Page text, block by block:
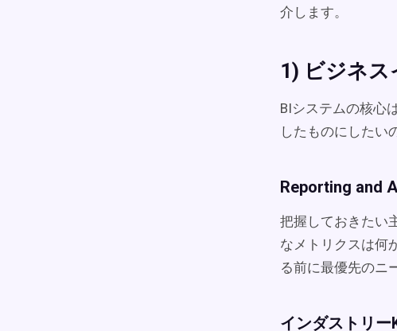
介します。
1) ビジネ
BIシステムの核心
したものにしたい
Reporting and
把握しておきたい
なメトリクスは何
る前に最優先のニ
インダストリー